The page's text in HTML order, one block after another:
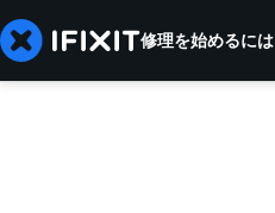
修理を始めるには